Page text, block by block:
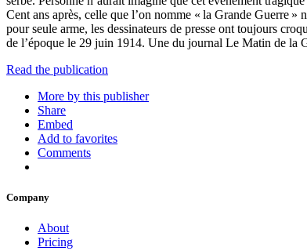
Cent ans après, celle que l’on nomme « la Grande Guerre
pour seule arme, les dessinateurs de presse ont toujours
de l’époque le 29 juin 1914. Une du journal Le Matin de la
Read the publication
More by this publisher
Share
Embed
Add to favorites
Comments
Company
About
Pricing